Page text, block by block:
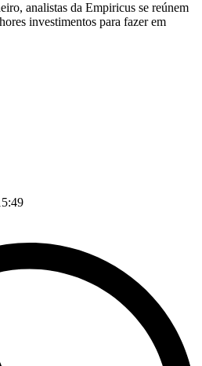
analistas da Empiricus se reúnem
investimentos para fazer em